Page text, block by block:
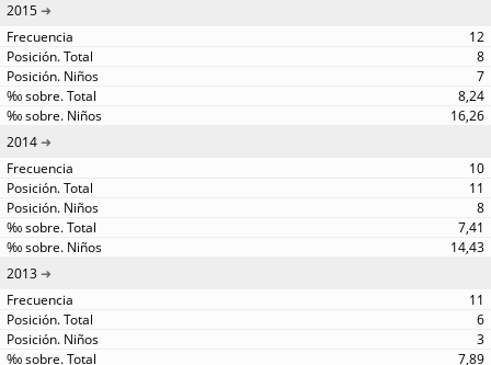
2015
12
8
7
8,24
16,26
2014
10
11
8
7,41
14,43
2013
11
6
3
7,89